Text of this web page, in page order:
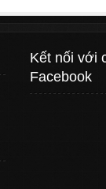
Kết nối với
Facebook